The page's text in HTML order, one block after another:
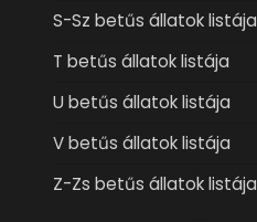
S-Sz betűs állatok listája
T betűs állatok listája
U betűs állatok listája
V betűs állatok listája
Z-Zs betűs állatok listája